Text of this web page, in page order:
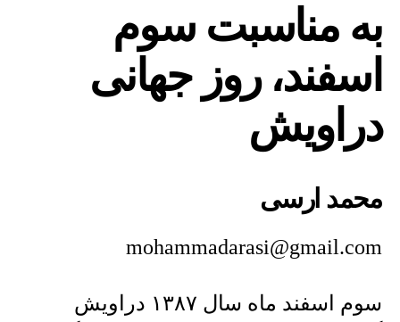
به
مناسبت
اسفند،
روز
به مناسبت سوم
اسفند، روز جهانی
دراویش
محمد ارسی
mohammadarasi@gmail.com
سوم اسفند ماه سال ۱۳۸۷ دراویش